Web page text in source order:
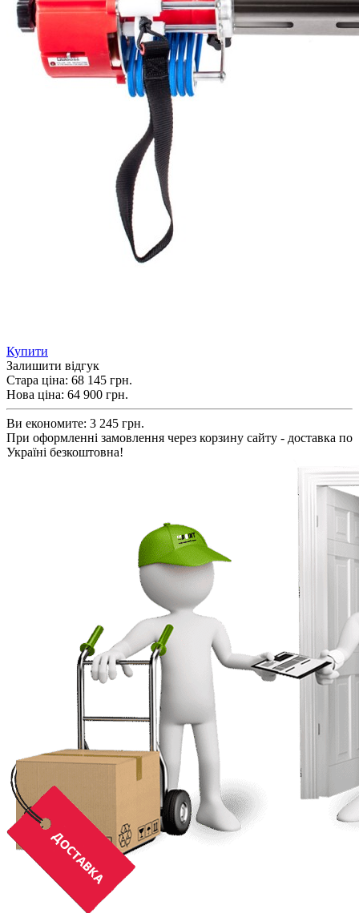
Купити
Залишити відгук
Стара ціна: 68 145 грн.
Нова ціна: 64 900 грн.
Ви економите: 3 245 грн.
При оформленні замовлення через корзину сайту - доставка по
Україні безкоштовна!